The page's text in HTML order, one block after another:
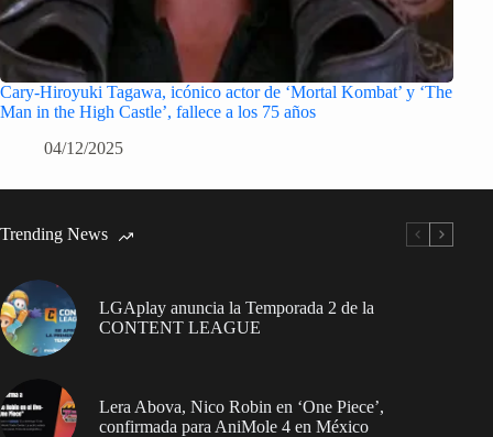
Cary-Hiroyuki Tagawa, icónico actor de ‘Mortal Kombat’ y ‘The
Man in the High Castle’, fallece a los 75 años
04/12/2025
Trending News
LGAplay anuncia la Temporada 2 de la
CONTENT LEAGUE
Lera Abova, Nico Robin en ‘One Piece’,
confirmada para AniMole 4 en México